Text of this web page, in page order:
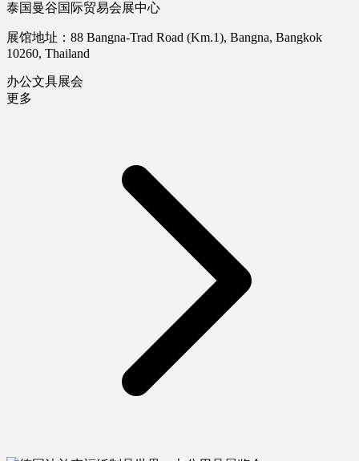
泰国曼谷国际贸易会展中心
展馆地址：88 Bangna-Trad Road (Km.1), Bangna, Bangkok
10260, Thailand
办公文具展会
更多